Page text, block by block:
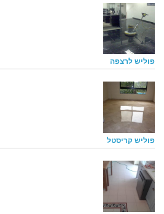
פוליש לרצפה
פוליש קריסטל